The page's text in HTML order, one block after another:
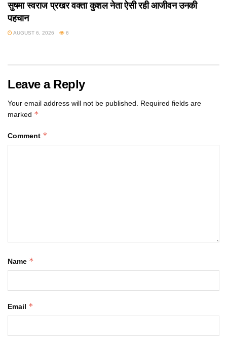
सुषमा स्वराज प्रखर वक्ता कुशल नेता ऐसी रही आजीवन उनकी
पहचान
AUGUST 6, 2026 6
Leave a Reply
Your email address will not be published. Required fields are
marked *
Comment *
Name *
Email *